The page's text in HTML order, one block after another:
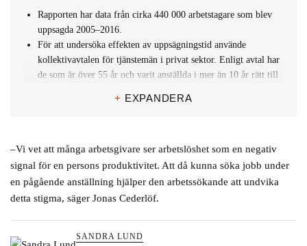
Rapporten har data från cirka 440 000 arbetstagare som blev
uppsagda 2005–2016.
För att undersöka effekten av uppsägningstid använde
kollektivavtalen för tjänstemän i privat sektor. Enligt avtal har
de som är över 55 år och varit anställda i mer än 10 år rätt till
jämförbara individer för att isolera effekten av längre
+ EXPANDERA
–Vi vet att många arbetsgivare ser arbetslöshet som en negativ
signal för en persons produktivitet. Att då kunna söka jobb under
en pågående anställning hjälper den arbetssökande att undvika
detta stigma, säger Jonas Cederlöf.
SANDRA LUND